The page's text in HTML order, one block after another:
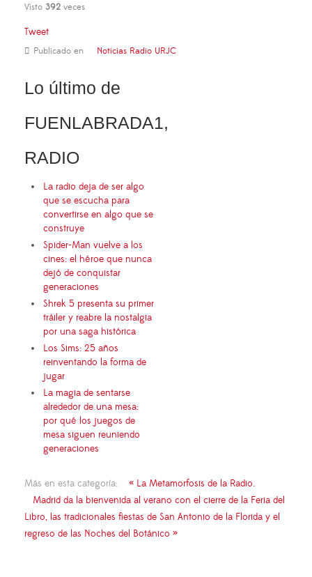
Visto 392 veces
Tweet
Publicado en Noticias Radio URJC
Lo último de
FUENLABRADA1,
RADIO
La radio deja de ser algo
que se escucha para
convertirse en algo que se
construye
Spider-Man vuelve a los
cines: el héroe que nunca
dejó de conquistar
generaciones
Shrek 5 presenta su primer
tráiler y reabre la nostalgia
por una saga histórica
Los Sims: 25 años
reinventando la forma de
jugar
La magia de sentarse
alrededor de una mesa:
por qué los juegos de
mesa siguen reuniendo
generaciones
Más en esta categoría:
« La Metamorfosis de la Radio.
Madrid da la bienvenida al verano con el cierre de la Feria del
Libro, las tradicionales fiestas de San Antonio de la Florida y el
regreso de las Noches del Botánico »